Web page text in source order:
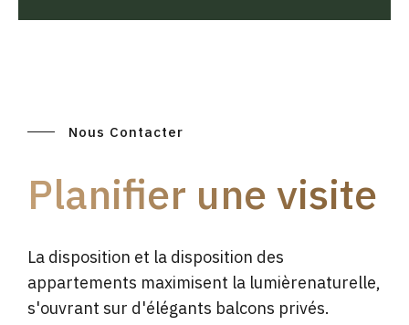
Nous Contacter
Planifier une visite
La disposition et la disposition des
appartements maximisent la lumièrenaturelle,
s'ouvrant sur d'élégants balcons privés.